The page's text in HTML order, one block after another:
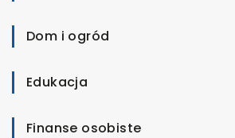
Dom i ogród
Edukacja
Finanse osobiste